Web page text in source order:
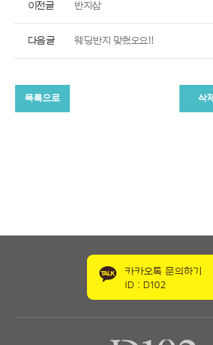
이전글 반지삼
다음글 웨딩반지 맞췄오요!!
목록으로 삭제
카카오톡 문의하기
ID : D102